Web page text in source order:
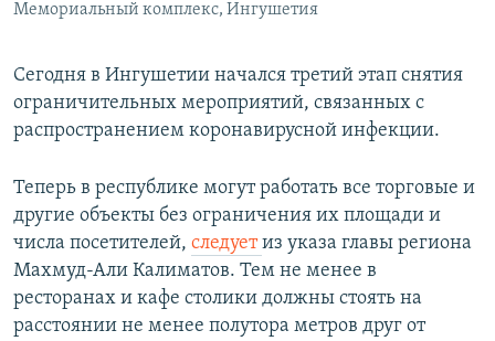
Все сайты РСЕ/РС
Мемориальный комплекс, Ингушетия
Сегодня в Ингушетии начался третий этап снятия
ограничительных мероприятий, связанных с
распространением коронавирусной инфекции.
Теперь в республике могут работать все торговые и
другие объекты без ограничения их площади и
числа посетителей, следуетиз указа главы региона
Махмуд-Али Калиматов. Тем не менее в
ресторанах и кафе столики должны стоять на
расстоянии не менее полутора метров друг от